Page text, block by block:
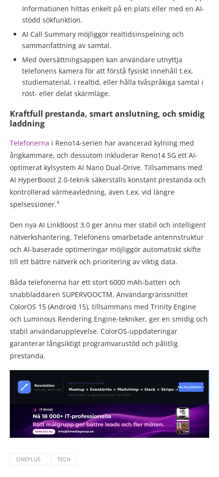
Informationen hittas enkelt på en plats eller med en AI-
stödd sökfunktion.
AI Call Summary möjliggör realtidsinspelning och
sammanfattning av samtal.
Med översättningsappen kan användare utnyttja
telefonens kamera för att förstå fysiskt innehåll t.ex.
studiematerial, i realtid, eller hålla tvåspråkiga samtal i
röst- eller delat skärmläge.
Kraftfull prestanda, smart anslutning, och smidig
laddning
Telefonerna i Reno14-serien har avancerad kylning med
ångkammare, och dessutom inkluderar Reno14 5G ett AI-
optimerat kylsystem AI Nano Dual-Drive. Tillsammans med
AI HyperBoost 2.0-teknik säkerställs konstant prestanda och
kontrollerad värmeavledning, även t.ex. vid längre
spelsessioner.³
Den nya AI LinkBoost 3.0 ger ännu mer stabil och intelligent
nätverkshantering. Telefonens omarbetade antennstruktur
och AI-baserade optimeringar möjliggör automatiskt skifte
till ett bättre nätverk och prioritering av viktig data.
Båda telefonerna har ett stort 6000 mAh-batteri och
snabbladdaren SUPERVOOCTM. Användargränssnittet
ColorOS 15 (Android 15), tillsammans med Trinity Engine
och Luminous Rendering Engine-tekniker, ger en smidig och
stabil användarupplevelse. ColorOS-uppdateringar
garanterar långsiktigt programvarustöd och pålitlig
prestanda.
ONEPLUS TECH